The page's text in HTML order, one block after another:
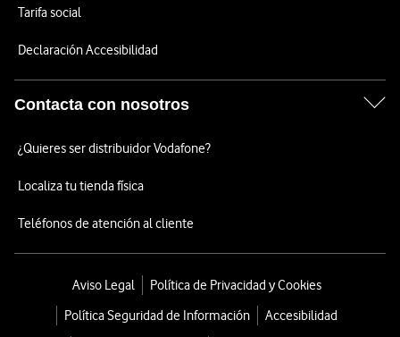
Tarifa social
Declaración Accesibilidad
Contacta con nosotros
¿Quieres ser distribuidor Vodafone?
Localiza tu tienda física
Teléfonos de atención al cliente
Aviso Legal
Política de Privacidad y Cookies
Política Seguridad de Información
Accesibilidad